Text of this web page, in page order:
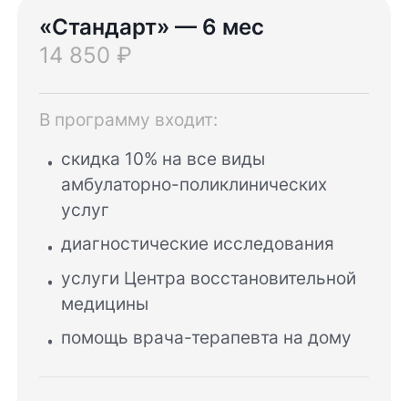
«Стандарт» — 6 мес
14 850 ₽
В программу входит:
скидка 10% на все виды
амбулаторно-поликлинических
услуг
диагностические исследования
услуги Центра восстановительной
медицины
помощь врача-терапевта на дому